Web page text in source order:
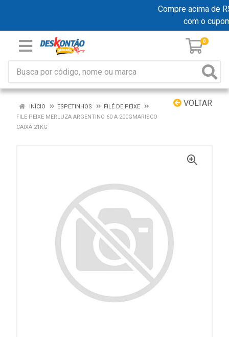
Compre acima de
com o
0
VOLTAR
INÍCIO ESPETINHOS
FILÉ DE PEIXE
FILE PEIXE MERLUZA ARGENTINO 60 A 200GMARISCO
CAIXA 21KG